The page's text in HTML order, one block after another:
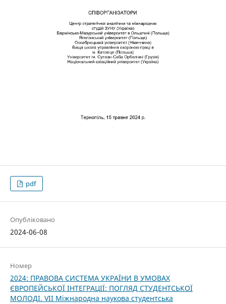
pdf
Опубліковано
2024-06-08
Номер
2024: ПРАВОВА СИСТЕМА УКРАЇНИ В УМОВАХ
ЄВРОПЕЙСЬКОЇ ІНТЕГРАЦІЇ: ПОГЛЯД СТУДЕНТСЬКОЇ
МОЛОДІ. VІІ Міжнародна наукова студентська